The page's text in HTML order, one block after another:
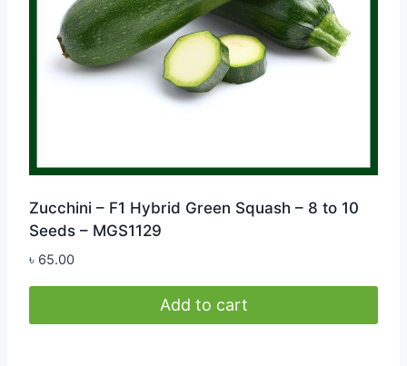
Zucchini – F1 Hybrid Green Squash – 8 to 10
Seeds – MGS1129
৳ 65.00
Add to cart